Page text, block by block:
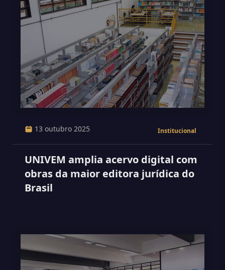
13 outubro 2025 Institucional
UNIVEM amplia acervo digital com
obras da maior editora jurídica do
Brasil